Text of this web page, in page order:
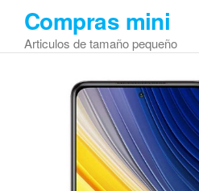
Saltar
contenido
Compras mini
Articulos de tamaño pequeño